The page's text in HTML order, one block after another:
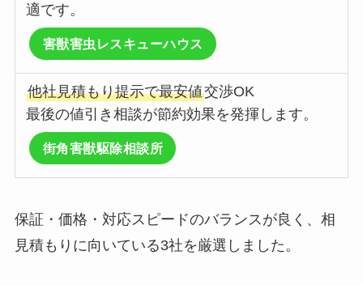
適です。
害獣害虫レスキューハウス
他社見積もり提示で最安値交渉OK
最後の値引き相談が節約効果を発揮します。
街角害獣駆除相談所
保証・価格・対応スピードのバランスが良く、相
見積もりに向いている3社を厳選しました。